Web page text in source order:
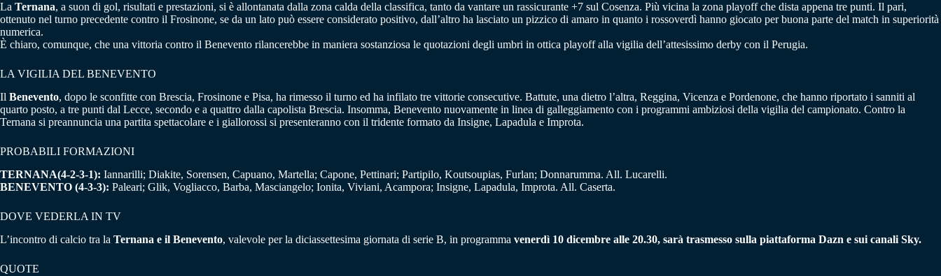
La Ternana, a suon di gol, risultati e prestazioni, si è allontanata dalla zona calda della classifica, tanto da vantare un rassicurante +7 sul Cosenza. Più vicina la zona playoff che dista appena tre punti. Il pari,
ottenuto nel turno precedente contro il Frosinone, se da un lato può essere considerato positivo, dall’altro ha lasciato un pizzico di amaro in quanto i rossoverdì hanno giocato per buona parte del match in superiorità
numerica.
È chiaro, comunque, che una vittoria contro il Benevento rilancerebbe in maniera sostanziosa le quotazioni degli umbri in ottica playoff alla vigilia dell’attesissimo derby con il Perugia.
LA VIGILIA DEL BENEVENTO
Il Benevento, dopo le sconfitte con Brescia, Frosinone e Pisa, ha rimesso il turno ed ha infilato tre vittorie consecutive. Battute, una dietro l’altra, Reggina, Vicenza e Pordenone, che hanno riportato i sanniti al
quarto posto, a tre punti dal Lecce, secondo e a quattro dalla capolista Brescia. Insomma, Benevento nuovamente in linea di galleggiamento con i programmi ambiziosi della vigilia del campionato. Contro la
Ternana si preannuncia una partita spettacolare e i giallorossi si presenteranno con il tridente formato da Insigne, Lapadula e Improta.
PROBABILI FORMAZIONI
TERNANA(4-2-3-1): Iannarilli; Diakite, Sorensen, Capuano, Martella; Capone, Pettinari; Partipilo, Koutsoupias, Furlan; Donnarumma. All. Lucarelli.
BENEVENTO (4-3-3): Paleari; Glik, Vogliacco, Barba, Masciangelo; Ionita, Viviani, Acampora; Insigne, Lapadula, Improta. All. Caserta.
DOVE VEDERLA IN TV
L’incontro di calcio tra la Ternana e il Benevento, valevole per la diciassettesima giornata di serie B, in programma venerdì 10 dicembre alle 20.30, sarà trasmesso sulla piattaforma Dazn e sui canali Sky.
QUOTE